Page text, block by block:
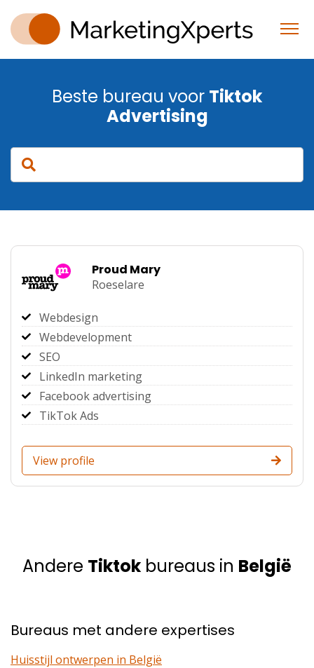
Beste bureau voor Tiktok
Advertising
Proud Mary
Roeselare
Webdesign
Webdevelopment
SEO
LinkedIn marketing
Facebook advertising
TikTok Ads
View profile
Andere Tiktok bureaus in België
Bureaus met andere expertises
Huisstijl ontwerpen in België